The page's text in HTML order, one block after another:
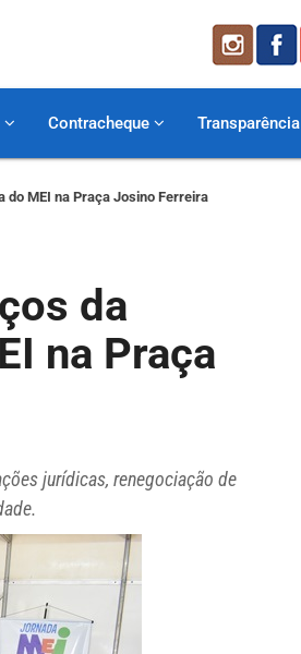
Contracheque Transparência
do MEI na Praça Josino Ferreira
da
na Praça
jurídicas, renegociação de